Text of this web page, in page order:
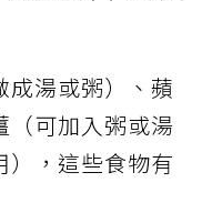
成湯或粥）、蘋
（可加入粥或湯
），這些食物有